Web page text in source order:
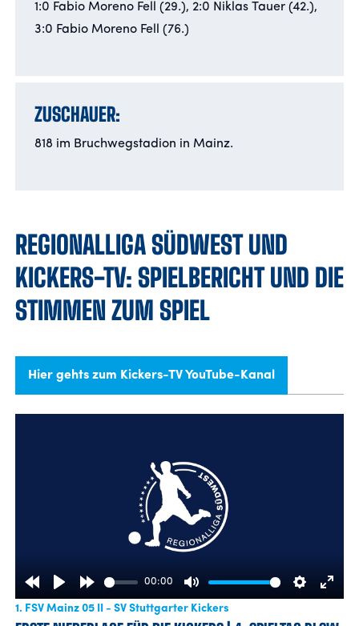
1:0 Fabio Moreno Fell (29.), 2:0 Niklas Tauer (42.),
3:0 Fabio Moreno Fell (76.)
ZUSCHAUER:
818 im Bruchwegstadion in Mainz.
REGIONALLIGA SÜDWEST UND
KICKERS-TV: SPIELBERICHT UND DIE
STIMMEN ZUM SPIEL
Hier gehts zum Kickers-TV YouTube-Kanal
Rewind
10s
PlayForward
10s
00:00
Mute Settings
Enter
1. FSV Mainz 05 II - SV Stuttgarter Kickers